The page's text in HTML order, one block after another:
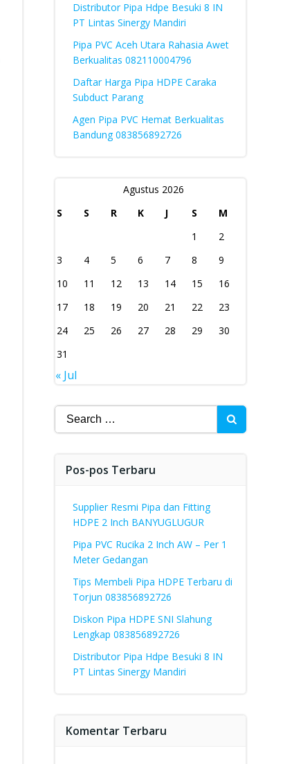
Distributor Pipa Hdpe Besuki 8 IN
PT Lintas Sinergy Mandiri
Pipa PVC Aceh Utara Rahasia Awet
Berkualitas 082110004796
Daftar Harga Pipa HDPE Caraka
Subduct Parang
Agen Pipa PVC Hemat Berkualitas
Bandung 083856892726
Agustus 2026
S
S R K J S
M
1
2
3
4 5 6 7 8
9
10
11 12 13 14 15
16
17
18 19 20 21 22
23
24
25 26 27 28 29
30
31
« Jul
Search
for:
Pos-pos Terbaru
Supplier Resmi Pipa dan Fitting
HDPE 2 Inch BANYUGLUGUR
Pipa PVC Rucika 2 Inch AW – Per 1
Meter Gedangan
Tips Membeli Pipa HDPE Terbaru di
Torjun 083856892726
Diskon Pipa HDPE SNI Slahung
Lengkap 083856892726
Distributor Pipa Hdpe Besuki 8 IN
PT Lintas Sinergy Mandiri
Komentar Terbaru